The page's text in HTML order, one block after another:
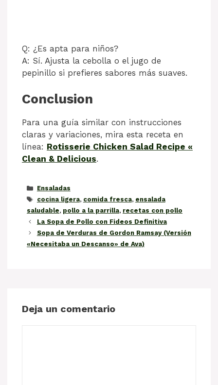
Q: ¿Es apta para niños?
A: Sí. Ajusta la cebolla o el jugo de
pepinillo si prefieres sabores más suaves.
Conclusion
Para una guía similar con instrucciones
claras y variaciones, mira esta receta en
línea: Rotisserie Chicken Salad Recipe «
Clean & Delicious.
Categorías
Ensaladas
Etiquetas
cocina ligera, comida fresca, ensalada
saludable, pollo a la parrilla, recetas con pollo
La Sopa de Pollo con Fideos Definitiva
Sopa de Verduras de Gordon Ramsay (Versión
«Necesitaba un Descanso» de Ava)
Deja un comentario